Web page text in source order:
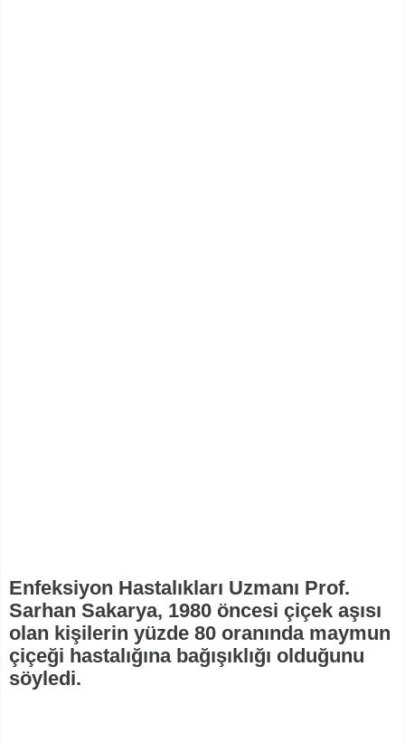
Enfeksiyon Hastalıkları Uzmanı Prof.
Sarhan Sakarya, 1980 öncesi çiçek aşısı
olan kişilerin yüzde 80 oranında maymun
çiçeği hastalığına bağışıklığı olduğunu
söyledi.